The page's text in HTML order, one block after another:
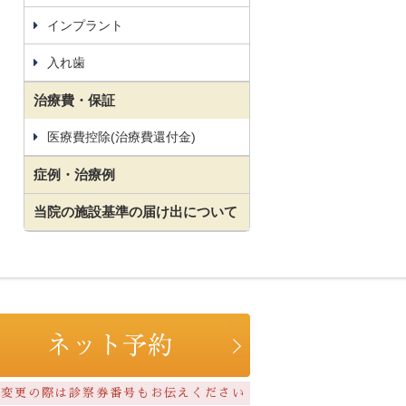
インプラント
入れ歯
治療費・保証
医療費控除(治療費還付金)
症例・治療例
当院の施設基準の届け出について
更の際は診察券番号もお伝えください